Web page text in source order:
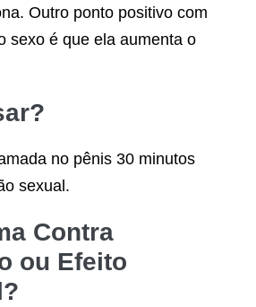
Outro ponto positivo com
sexo é que ela aumenta o
no pênis 30 minutos
sexual.
Contra
ou Efeito